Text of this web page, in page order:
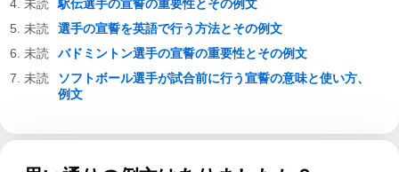
駅伝選手の宣誓の重要性とその例文
選手の宣誓を英語で行う方法とその例文
バドミントン選手の宣誓の重要性とその例文
ソフトボール選手が試合前に行う宣誓の意味と使い方、
例文